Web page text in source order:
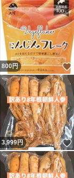
いいね！
800円
いね！
3,999円